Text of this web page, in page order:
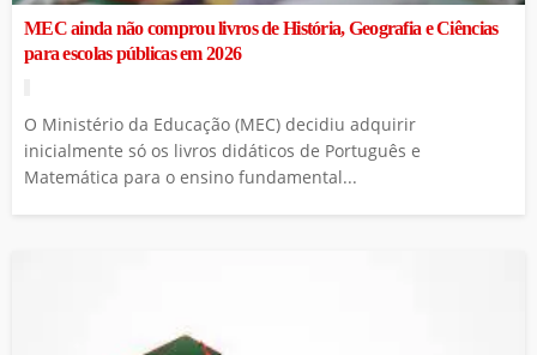
MEC ainda não comprou livros de História, Geografia e Ciências
para escolas públicas em 2026
O Ministério da Educação (MEC) decidiu adquirir
inicialmente só os livros didáticos de Português e
Matemática para o ensino fundamental...